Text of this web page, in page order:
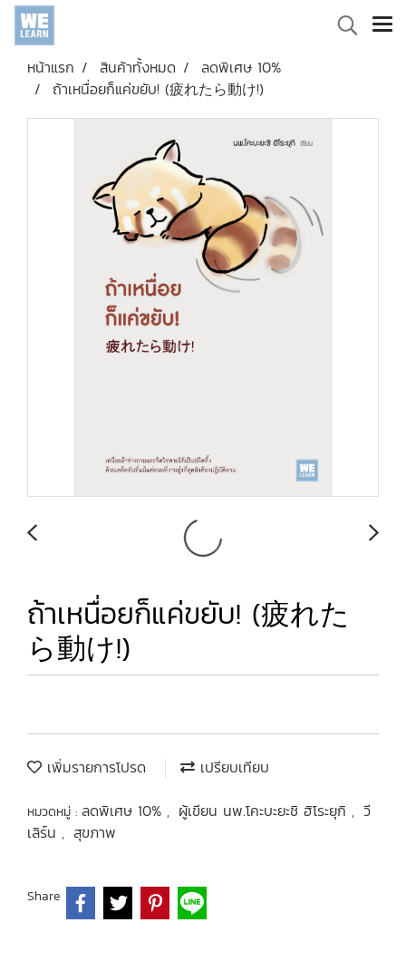
หน้าแรก สินค้าทั้งหมด
ลดพิเศษ 10%
ถ้าเหนื่อยก็แค่ขยับ! (疲れたら動け!)
ถ้าเหนื่อยก็แค่ขยับ! (疲れた
ら動け!)
เพิ่มรายการโปรด เปรียบเทียบ
หมวดหมู่ : ลดพิเศษ 10% , ผู้เขียน นพ.โคะบะยะชิ ฮิโระยุกิ , วี
เลิร์น , สุขภาพ
Share